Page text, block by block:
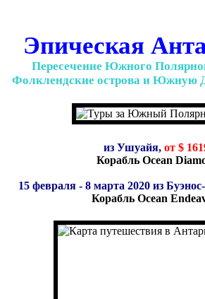
Эпическая
Пересечение Южного
Фолклендские острова и Южную
из Ушуайя, от $
Корабль Ocean
15 февраля - 8 марта 2020 из
Корабль Ocean